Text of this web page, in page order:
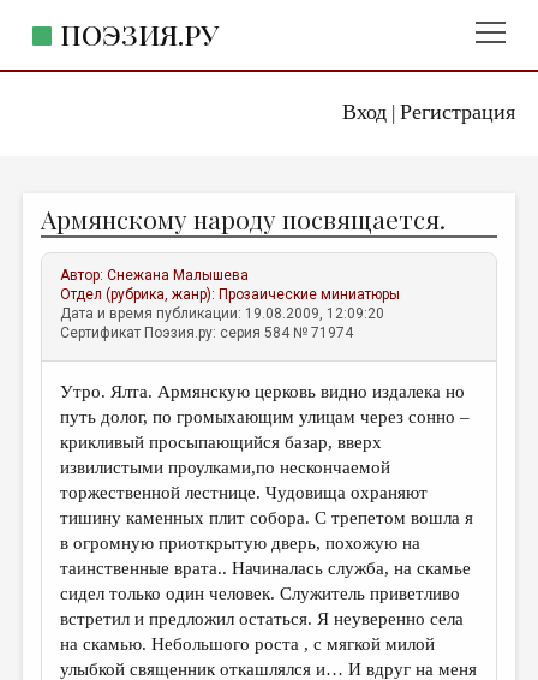
Вход| Регистрация
ПОЭЗИЯ.РУ
ЖАНРЫ
АВТОРЫ
КОММЕНТАРИИ
ЛИТСАЛОН
НОВОСТИ
ПРАВИЛА САЙТА
ОТДЕЛЫ И РУБРИКИ
ИЗБРАННОЕ
ДАЙДЖЕСТ
ПРОИЗВЕДЕНИЯ
ПЕРЕВОДЫ
Армянскому народу посвящается.
Автор:Снежана Малышева
Отдел (рубрика, жанр): Прозаические миниатюры
Дата и время публикации: 19.08.2009, 12:09:20
Сертификат Поэзия.ру: серия 584 № 71974
Утро. Ялта. Армянскую церковь видно издалека но
путь долог, по громыхающим улицам через сонно –
крикливый просыпающийся базар, вверх
извилистыми проулками,по нескончаемой
торжественной лестнице. Чудовища охраняют
тишину каменных плит собора. С трепетом вошла я
в огромную приоткрытую дверь, похожую на
таинственные врата.. Начиналась служба, на скамье
сидел только один человек. Служитель приветливо
встретил и предложил остаться. Я неуверенно села
на скамью. Небольшого роста , с мягкой милой
улыбкой священник откашлялся и… И вдруг на меня